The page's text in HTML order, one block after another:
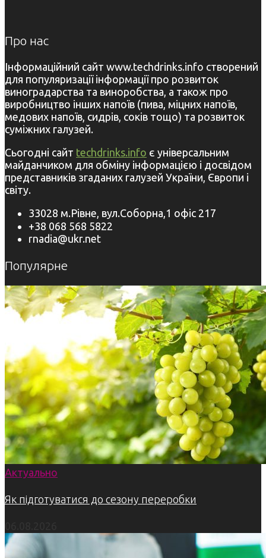
Про нас
Інформаційний сайт www.techdrinks.info створений
для популяризації інформації про розвиток
виноградарства та виноробства, а також про
виробництво інших напоїв (пива, міцних напоїв,
медових напоїв, сидрів, соків тощо) та розвиток
суміжних галузей.
Сьогодні сайт techdrinks.info є універсальним
майданчиком для обміну інформацією і досвідом
представників згаданих галузей України, Європи і
світу.
33028 м.Рівне, вул.Соборна,1 офіс 217
+38 068 568 5822
rnadia@ukr.net
Популярне
Актуально
Як підготуватися до сезону переробки